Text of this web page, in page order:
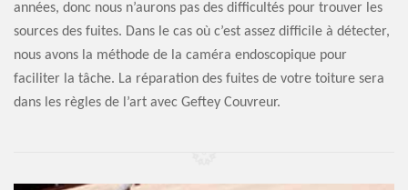
années, donc nous n’aurons pas des difficultés pour trouver les
sources des fuites. Dans le cas où c’est assez difficile à détecter,
nous avons la méthode de la caméra endoscopique pour
faciliter la tâche. La réparation des fuites de votre toiture sera
dans les règles de l’art avec Geftey Couvreur.